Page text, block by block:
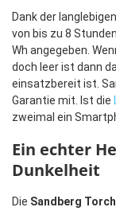
Dank der
von bis zu 8
Wh angegeben.
doch leer ist dann
einsatzbereit ist.
Garantie mit. Ist die
zweimal ein
Ein echter
Dunkelheit
Die Sandberg